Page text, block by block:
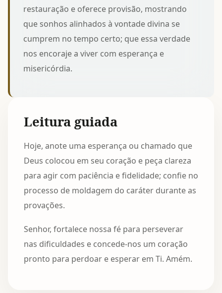
restauração e oferece provisão, mostrando
que sonhos alinhados à vontade divina se
cumprem no tempo certo; que essa verdade
nos encoraje a viver com esperança e
misericórdia.
Leitura guiada
Hoje, anote uma esperança ou chamado que
Deus colocou em seu coração e peça clareza
para agir com paciência e fidelidade; confie no
processo de moldagem do caráter durante as
provações.
Senhor, fortalece nossa fé para perseverar
nas dificuldades e concede-nos um coração
pronto para perdoar e esperar em Ti. Amém.